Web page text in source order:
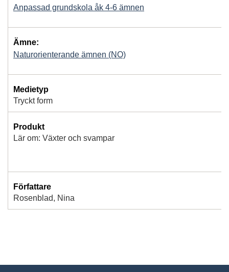
Anpassad grundskola åk 4-6 ämnen
Ämne:
Naturorienterande ämnen (NO)
Medietyp
Tryckt form
Produkt
Lär om: Växter och svampar
Författare
Rosenblad, Nina